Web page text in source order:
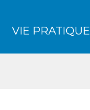
VIE PRATIQUE